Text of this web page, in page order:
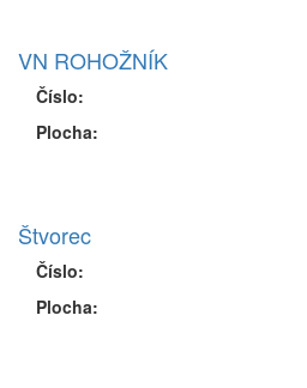
VN ROHOŽNÍK
Číslo:
Plocha:
Štvorec
Číslo:
Plocha: